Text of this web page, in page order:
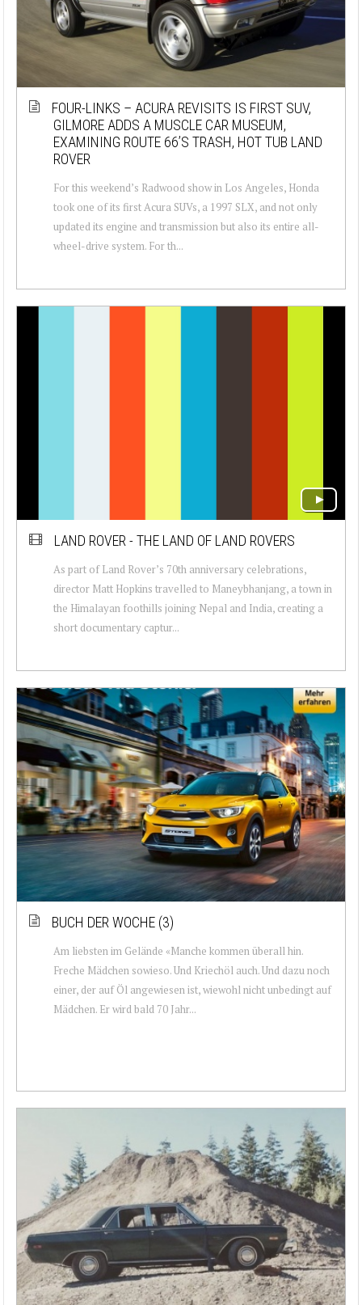
FOUR-LINKS – ACURA REVISITS IS FIRST SUV,
GILMORE ADDS A MUSCLE CAR MUSEUM,
EXAMINING ROUTE 66’S TRASH, HOT TUB LAND
ROVER
For this weekend’s Radwood show in Los Angeles, Honda
took one of its first Acura SUVs, a 1997 SLX, and not only
updated its engine and transmission but also its entire all-
wheel-drive system. For th...
LAND ROVER - THE LAND OF LAND ROVERS
As part of Land Rover’s 70th anniversary celebrations,
director Matt Hopkins travelled to Maneybhanjang, a town in
the Himalayan foothills joining Nepal and India, creating a
short documentary captur...
BUCH DER WOCHE (3)
Am liebsten im Gelände «Manche kommen überall hin.
Freche Mädchen sowieso. Und Kriechöl auch. Und dazu noch
einer, der auf Öl angewiesen ist, wiewohl nicht unbedingt auf
Mädchen. Er wird bald 70 Jahr...